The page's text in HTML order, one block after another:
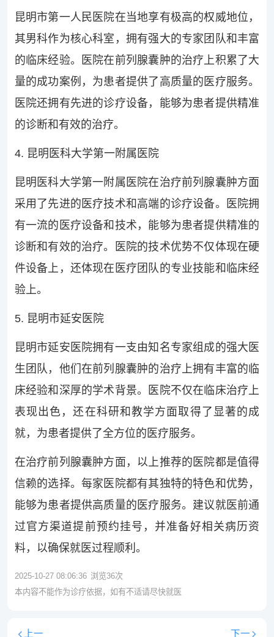
昆明市第一人民医院在当地享有极高的权威地位，
其男科作为核心科室，拥有强大的专家团队和丰富
的临床经验。医院在前列腺囊肿的治疗上积累了大
量的成功案例，为患者提供了高质量的医疗服务。
医院还拥有先进的诊疗设备，能够为患者提供精准
的诊断和有效的治疗。
4. 昆明医科大学第一附属医院
昆明医科大学第一附属医院在治疗前列腺囊肿方面
采用了先进的医疗技术和高端的诊疗设备。医院拥
有一流的医疗设备和技术，能够为患者提供精准的
诊断和有效的治疗。医院的技术优势不仅体现在硬
件设备上，还体现在医疗团队的专业技能和临床经
验上。
5. 昆明市延安医院
昆明市延安医院拥有一支由知名专家组成的强大医
生团队，他们在前列腺囊肿的治疗上拥有丰富的临
床经验和深厚的学术背景。医院不仅在临床治疗上
表现出色，还在科研和教学方面取得了显著的成
就，为患者提供了全方位的医疗服务。
在治疗前列腺囊肿方面，以上推荐的医院都是值得
信赖的选择。每家医院都有其独特的特色和优势，
能够为患者提供高质量的医疗服务。建议就医前通
过官方渠道提前预约挂号，并准备好相关病历资
料，以确保就医过程顺利。
2025-10-27 08:06:36 浏览36次
本内容不能作为诊疗依据，如有不适请尽快就医
上一
下一